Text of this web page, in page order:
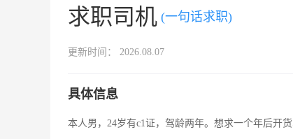
求职司机 (一句话求职)
更新时间： 2026.08.07
具体信息
本人男，24岁有c1证，驾龄两年。想求一个年后开